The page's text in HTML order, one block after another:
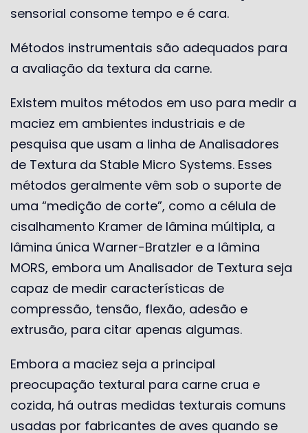
sensorial consome tempo e é cara.
Métodos instrumentais são adequados para
a avaliação da textura da carne.
Existem muitos métodos em uso para medir a
maciez em ambientes industriais e de
pesquisa que usam a linha de Analisadores
de Textura da Stable Micro Systems. Esses
métodos geralmente vêm sob o suporte de
uma “medição de corte”, como a célula de
cisalhamento Kramer de lâmina múltipla, a
lâmina única Warner-Bratzler e a lâmina
MORS, embora um Analisador de Textura seja
capaz de medir características de
compressão, tensão, flexão, adesão e
extrusão, para citar apenas algumas.
Embora a maciez seja a principal
preocupação textural para carne crua e
cozida, há outras medidas texturais comuns
usadas por fabricantes de aves quando se